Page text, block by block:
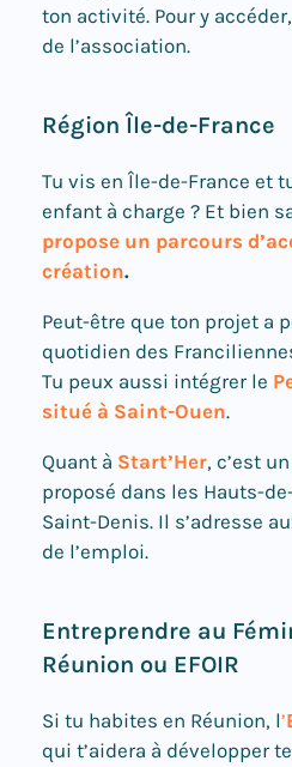
ton activité. Pour y
de l’association.
Région Île-de-France
Tu vis en Île-de-France et
enfant à charge ? Et bien
propose un parcours
création.
Peut-être que ton projet a
quotidien des
Tu peux aussi intégrer le
situé à Saint-Ouen.
Quant à Start’Her, c’est
proposé dans les Hauts-
Saint-Denis. Il s’adresse
de l’emploi.
Entreprendre au
Réunion ou EFOIR
Si tu habites en Réunion, l’
qui t’aidera à développer